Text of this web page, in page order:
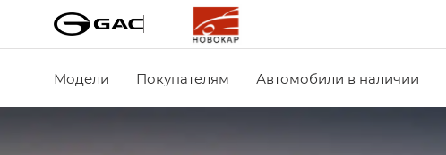
Модели Покупателям Автомобили в наличии